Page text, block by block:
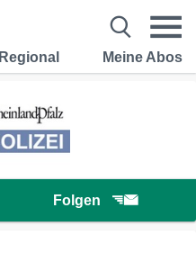
Regional Meine Abos
Folgen